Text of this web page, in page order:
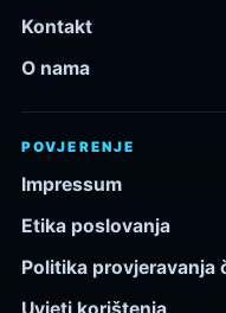
Kontakt
O nama
POVJERENJE
Impressum
Etika poslovanja
Politika provjeravanja